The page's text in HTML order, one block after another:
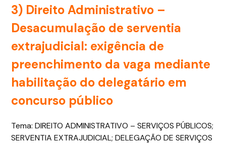
3) Direito Administrativo –
Desacumulação de serventia
extrajudicial: exigência de
preenchimento da vaga mediante
habilitação do delegatário em
concurso público
Tema: DIREITO ADMINISTRATIVO – SERVIÇOS PÚBLICOS;
SERVENTIA EXTRAJUDICIAL; DELEGAÇÃO DE SERVIÇOS